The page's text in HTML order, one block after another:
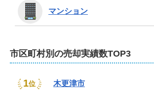
マンション
市区町村別の売却実績数TOP3
1位 木更津市